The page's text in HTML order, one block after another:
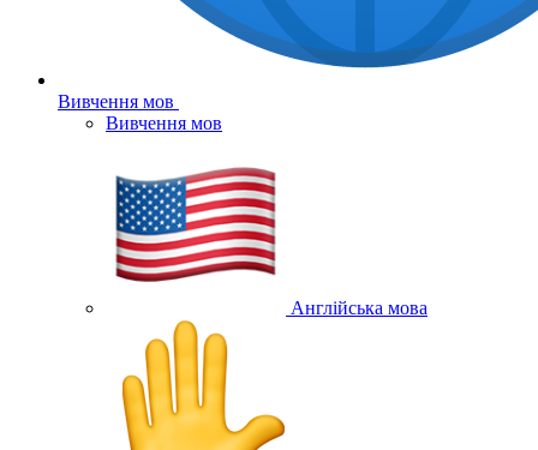
Вивчення мов
Вивчення мов
Англійська мова